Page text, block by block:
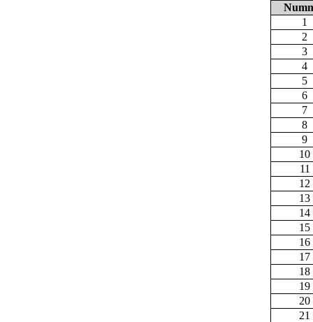
1
2
3
4
5
6
7
8
9
10
11
12
13
14
15
16
17
18
19
20
21